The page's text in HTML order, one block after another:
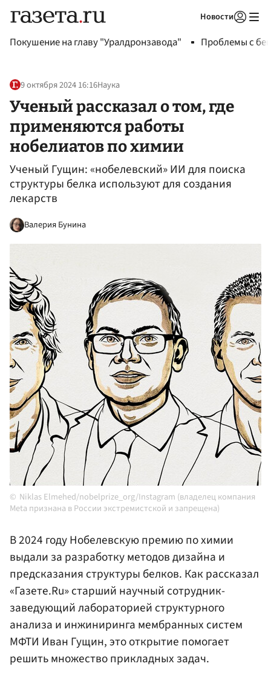
Новости
Покушение на главу "Уралдронзавода" Проблемы с
9 октября 2024 16:16Наука
Ученый рассказал о том, где
применяются работы
нобелиатов по химии
Ученый Гущин: «нобелевский» ИИ для поиска
структуры белка используют для создания
лекарств
Валерия Бунина
Niklas Elmehed/nobelprize_org/Instagram (владелец компания
Meta признана в России экстремистской и запрещена)
В 2024 году Нобелевскую премию по химии
выдали за разработку методов дизайна и
предсказания структуры белков. Как рассказал
«Газете.Ru» старший научный сотрудник-
заведующий лабораторией структурного
анализа и инжиниринга мембранных систем
МФТИ Иван Гущин, это открытие помогает
решить множество прикладных задач.